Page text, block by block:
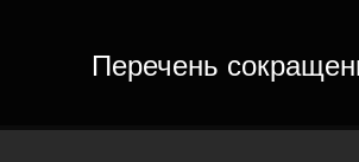
Перечень